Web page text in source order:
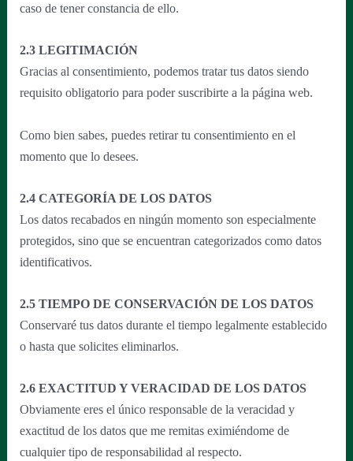
caso de tener constancia de ello.
2.3 LEGITIMACIÓN
Gracias al consentimiento, podemos tratar tus datos siendo
requisito obligatorio para poder suscribirte a la página web.
Como bien sabes, puedes retirar tu consentimiento en el
momento que lo desees.
2.4 CATEGORÍA DE LOS DATOS
Los datos recabados en ningún momento son especialmente
protegidos, sino que se encuentran categorizados como datos
identificativos.
2.5 TIEMPO DE CONSERVACIÓN DE LOS DATOS
Conservaré tus datos durante el tiempo legalmente establecido
o hasta que solicites eliminarlos.
2.6 EXACTITUD Y VERACIDAD DE LOS DATOS
Obviamente eres el único responsable de la veracidad y
exactitud de los datos que me remitas eximiéndome de
cualquier tipo de responsabilidad al respecto.